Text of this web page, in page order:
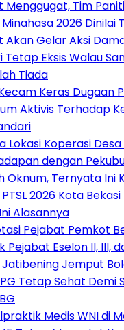
Menggugat, Tim
2026 Dinilai
Akan Gelar Aksi
Eksis Walau
Tiada
Keras Dugaan
Aktivis Terhadap
Lokasi Koperasi
dengan
Oknum, Ternyata Ini
2026 Kota
Alasannya
Pejabat Pemkot
Pejabat Eselon II, III,
Jatibening Jemput
Tetap Sehat Demi
Medis WNI di